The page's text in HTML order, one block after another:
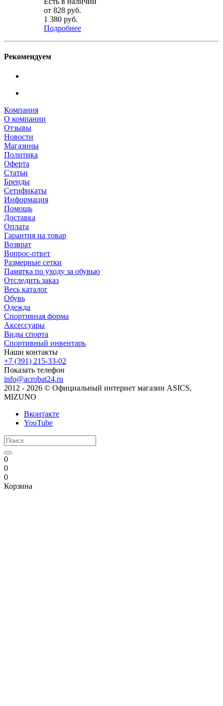
от 828 руб.
1 380 руб.
Подробнее
Рекомендуем
Компания
О компании
Отзывы
Новости
Магазины
Политика
Оферта
Статьи
Бренды
Сетификаты
Информация
Помощь
Доставка
Оплата
Гарантия на товар
Возврат
Вопрос-ответ
Размерные сетки
Памятка по уходу за обувью
Отследить заказ
Весь каталог
Обувь
Одежда
Спортивная форма
Аксессуары
Виды спорта
Спортивный инвентарь
Наши контакты
+7 (391) 215-33-02
Показать телефон
info@acrobat24.ru
2012 - 2026 © Официальный интернет магазин ASICS,
MIZUNO
Вконтакте
YouTube
0
0
0
Корзина